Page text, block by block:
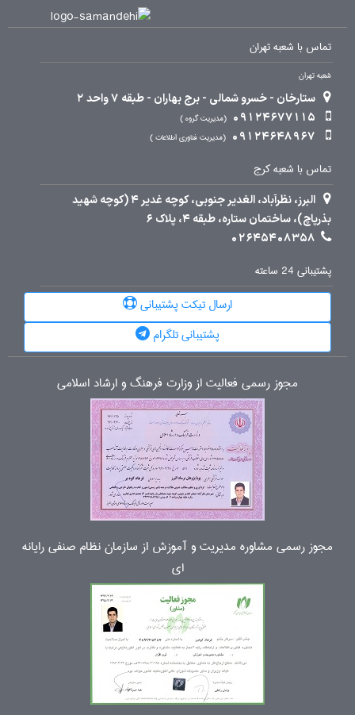
تماس با شعبه تهران
شعبه تهران
ستارخان - خسرو شمالی - برج بهاران - طبقه 7 واحد 2
09124677115
مدیریت گروه
09124648967 مدیریت فناوری اطلاعات
تماس با شعبه کرج
البرز، نظرآباد، الغدیر جنوبی، کوچه غدیر 4 (کوچه شهید
بذرپاچ)، ساختمان ستاره، طبقه 4، پلاک 6
02645408358
پشتیبانی 24 ساعته
ارسال تیکت پشتیبانی
پشتیبانی تلگرام
مجوز رسمی فعالیت از وزارت فرهنگ و ارشاد اسلامی
مجوز رسمی مشاوره مدیریت و آموزش از سازمان نظام صنفی رایانه
ای